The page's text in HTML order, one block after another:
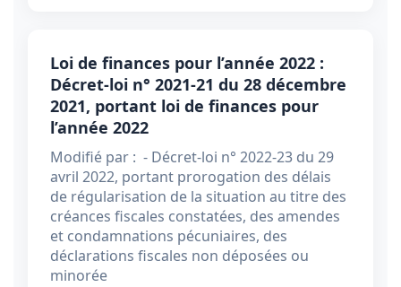
Loi de finances pour l’année 2022 :
Décret-loi n° 2021-21 du 28 décembre
2021, portant loi de finances pour
l’année 2022
Modifié par : - Décret-loi n° 2022-23 du 29
avril 2022, portant prorogation des délais
de régularisation de la situation au titre des
créances fiscales constatées, des amendes
et condamnations pécuniaires, des
déclarations fiscales non déposées ou
minorée